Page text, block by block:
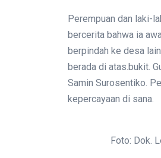
Perempuan dan laki-
bercerita bahwa ia
berpindah ke desa
berada di atas.bukit.
Samin Surosentiko.
kepercayaan di sana.
Foto: Dok.